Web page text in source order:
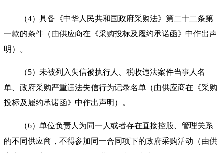
（4）具备《中华人民共和国政府采购法》第二十二条第
一款的条件（由供应商在《采购投标及履约承诺函》中作出声
明）。
（5）未被列入失信被执行人、税收违法案件当事人名
单、政府采购严重违法失信行为记录名单（由供应商在《采购
投标及履约承诺函》中作出声明）。
（6）单位负责人为同一人或者存在直接控股、管理关系
的不同供应商，不得参加同一合同项下的政府采购活动（由供